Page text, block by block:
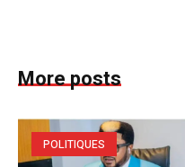
More posts
POLITIQUES